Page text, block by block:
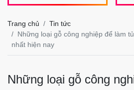
Trang chủ
Tin tức
Những loại gỗ công nghiệp để làm
nhất hiện nay
Những loại gỗ công